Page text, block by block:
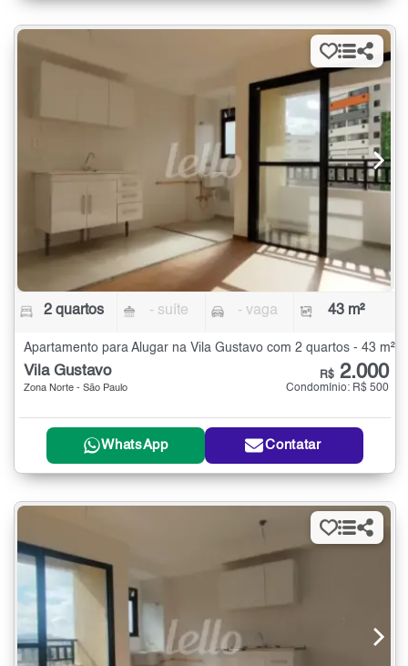
2 quartos - suíte - vaga 43 m²
Apartamento para Alugar na Vila Gustavo com 2 quartos - 43 m²
Vila Gustavo
Zona Norte - São Paulo
R$ 2.000
Condomínio: R$ 500
WhatsApp Contatar